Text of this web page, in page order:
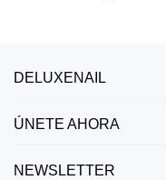
DELUXENAIL
ÚNETE AHORA
NEWSLETTER